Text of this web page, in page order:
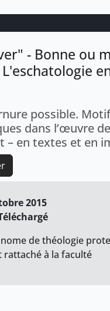
- Bonne ou
possible.
dans l’œuvre
– en textes et en
2015
de théologie
rattaché à la faculté